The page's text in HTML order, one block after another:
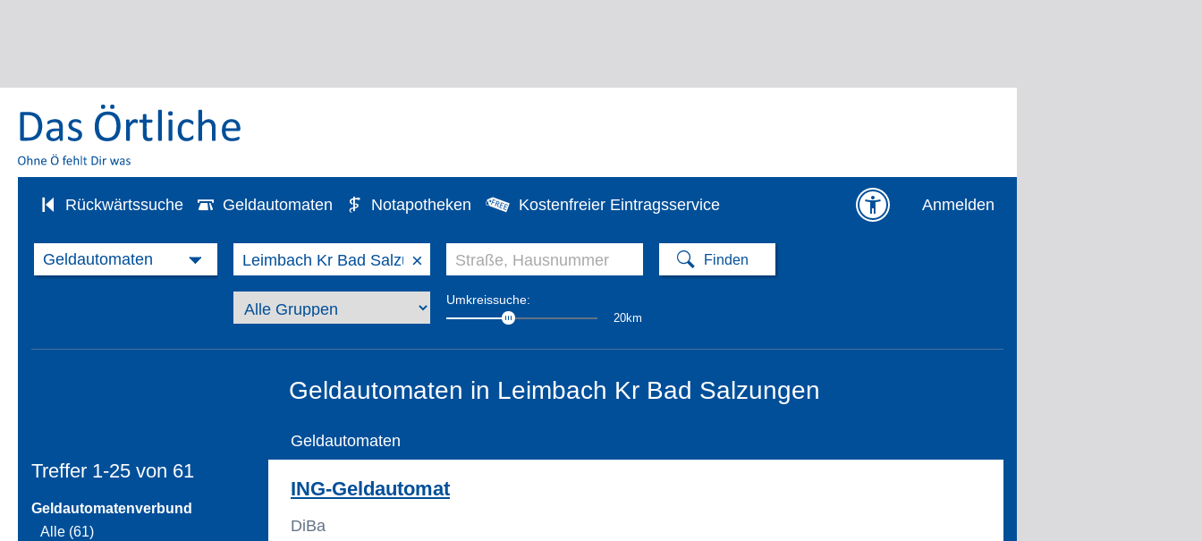
Rückwärtssuche Geldautomaten Notapotheken Kostenfreier Eintragsservice Anmelden
×
Umkreissuche:
20km
Geldautomaten in Leimbach Kr Bad Salzungen
Treffer 1-25 von 61
Geldautomatenverbund
Alle (61)
Geldautomaten
ING-Geldautomat
DiBa